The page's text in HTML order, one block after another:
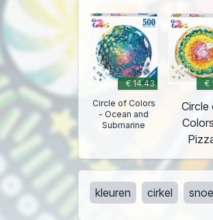
€ 14.43
Circle of Colors
- Ocean and
Submarine
€
Circle
kleuren cirkel